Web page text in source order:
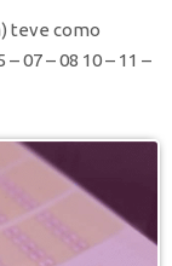
teve como
07 – 08 10 – 11 –